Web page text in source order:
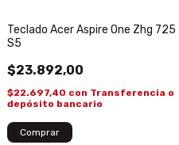
Teclado Acer Aspire One Zhg
S5
$23.892,00
$22.697,40 con Transferencia o
depósito bancario